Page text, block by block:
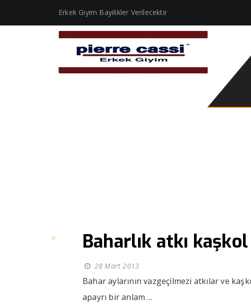
Erkek Giyim Bayilikler Verilecektir
Baharlık atkı kaşkol
28 Mart 2013
Bahar aylarının vazgeçilmezi atkılar ve
apayrı bir anlam ...